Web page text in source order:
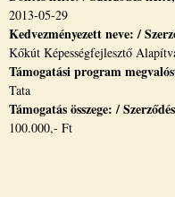
2013-05-29
Kedvezményezett neve: /
Kőkút Képességfejlesztő
Támogatási program
Tata
Támogatás összege: /
100.000,- Ft